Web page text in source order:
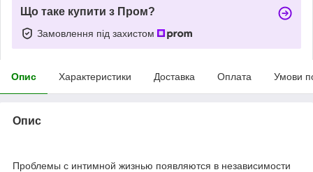
Що таке купити з Пром?
Замовлення під захистом
Опис Характеристики Доставка Оплата Умови
Опис
Проблемы с интимной жизнью появляются в независимости